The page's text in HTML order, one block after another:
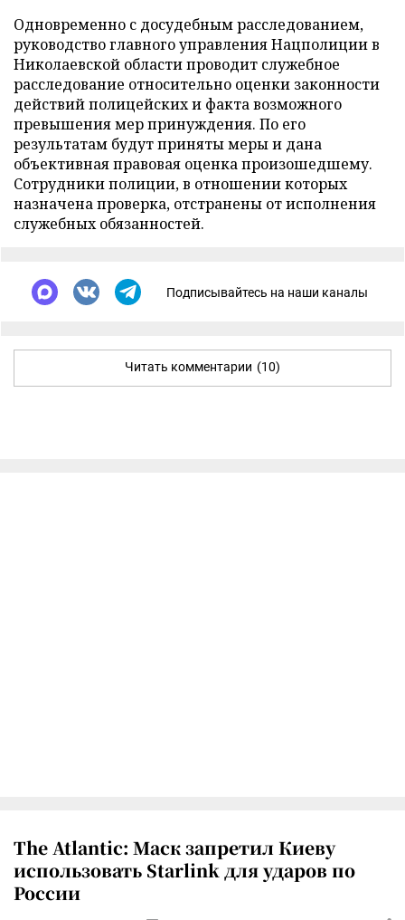
Одновременно с досудебным расследованием,
руководство главного управления Нацполиции в
Николаевской области проводит служебное
расследование относительно оценки законности
действий полицейских и факта возможного
превышения мер принуждения. По его
результатам будут приняты меры и дана
объективная правовая оценка произошедшему.
Сотрудники полиции, в отношении которых
назначена проверка, отстранены от исполнения
служебных обязанностей.
Подписывайтесь на наши каналы
Читать комментарии (10)
The Atlantic: Маск запретил Киеву
использовать Starlink для ударов по
России